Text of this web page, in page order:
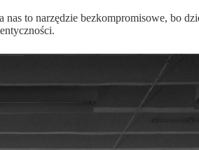
to narzędzie bezkompromisowe, bo